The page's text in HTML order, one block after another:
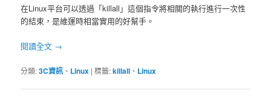
在Linux平台可以透過「killall」這個指令將相關的執行進行一次性
的結束，是維運時相當實用的好幫手。
閱讀全文 →
分類:3C資訊 、 Linux |標籤:killall 、 Linux